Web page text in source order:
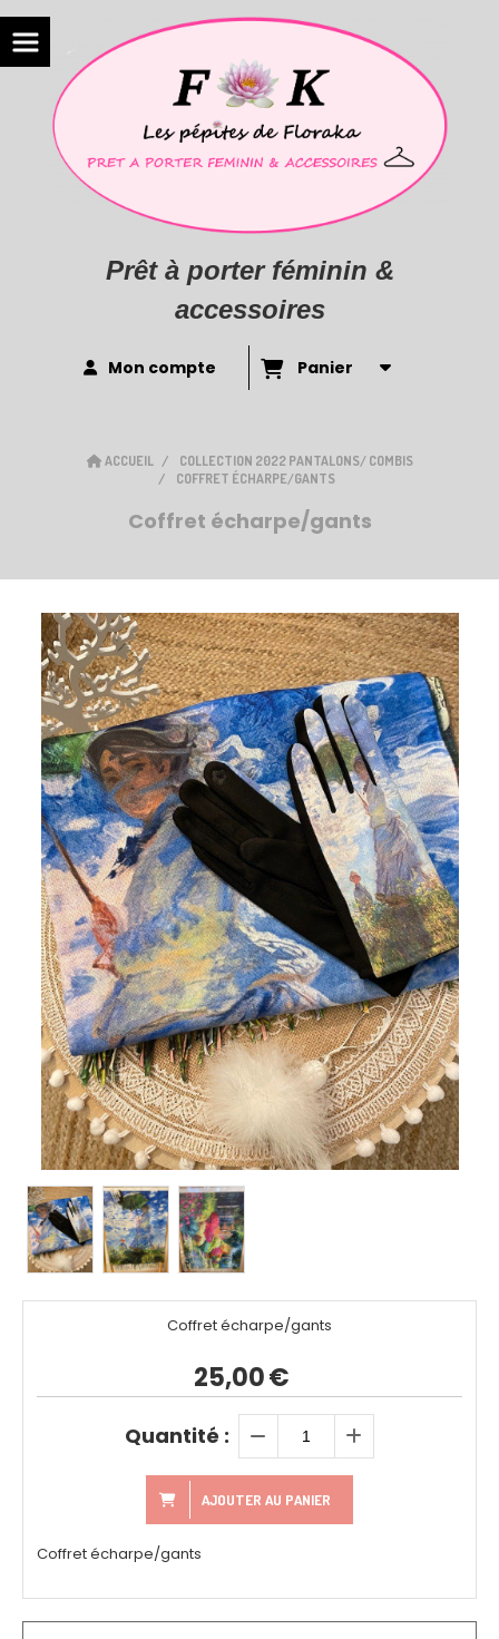
Prêt à porter féminin &
accessoires
Mon compte Panier
ACCUEIL
COLLECTION 2022 PANTALONS/ COMBIS
COFFRET ÉCHARPE/GANTS
Coffret écharpe/gants
Coffret écharpe/gants
25,00€
Quantité :
AJOUTER AU PANIER
Coffret écharpe/gants